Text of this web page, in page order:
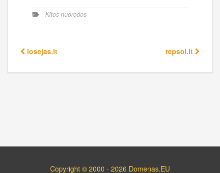
Kitos nuorodos
losejas.lt repsol.lt
Copyright © 2000 - 2026 Domenas.EU